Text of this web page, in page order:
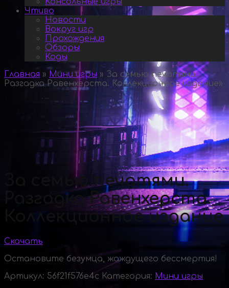
Чтиво
Новости
Вокруг игр
Прохождения
Обзоры
Коды
Главная » Мини игры » За семью печатями.
Разгадка Равенхерста. Коллекционное издание»
За семью печатями.
Разгадка Равенхерста.
Коллекционное издание
Скачать
Остановите безумца, жаждущего бессмертия!
Артикул: 56f21f576e4c Категория: Мини игры